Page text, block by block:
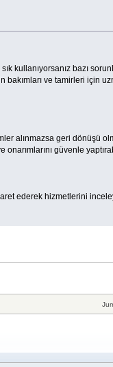
kullanıyorsanız bazı
ve tamirleri için
alınmazsa geri dönüşü
güvenle
ederek hizmetlerini